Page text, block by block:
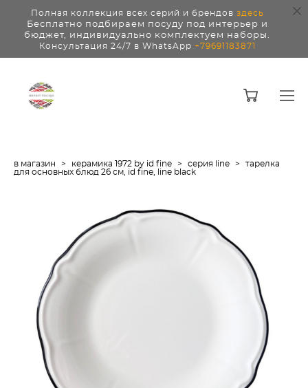
Полная коллекция всех серий и брендов здесь
Бесплатно подбираем посуду под интерьер и
бюджет, индивидуально комплектуем наборы.
Консультация 24/7 в WhatsApp +79691183871
в магазин > керамика 1972 by id fine > серия line >
тарелка
для основных блюд 26 см, id fine, line black